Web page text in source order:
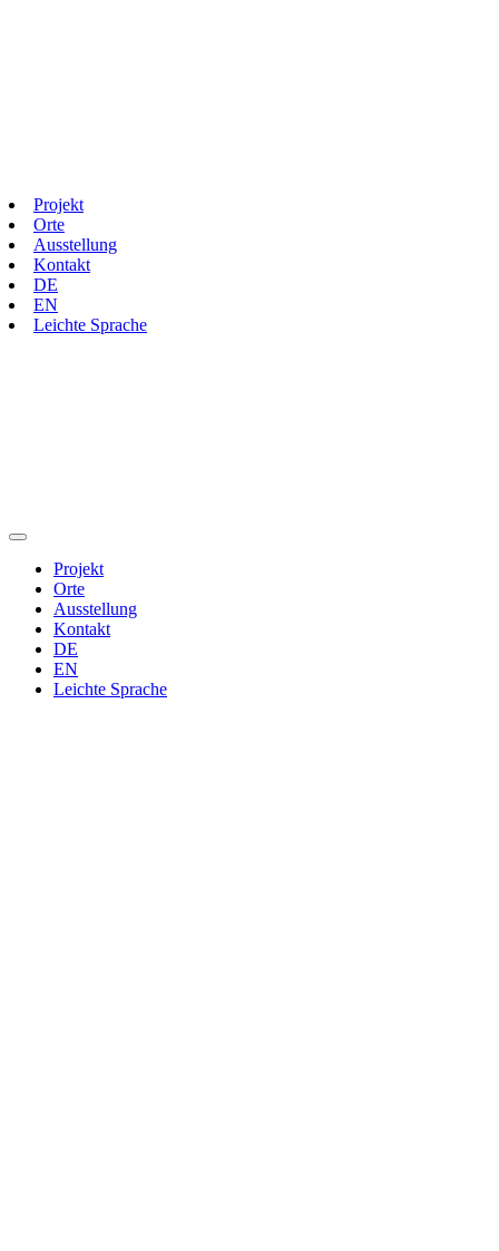
Projekt
Orte
Ausstellung
Kontakt
DE
EN
Leichte Sprache
Projekt
Orte
Ausstellung
Kontakt
DE
EN
Leichte Sprache